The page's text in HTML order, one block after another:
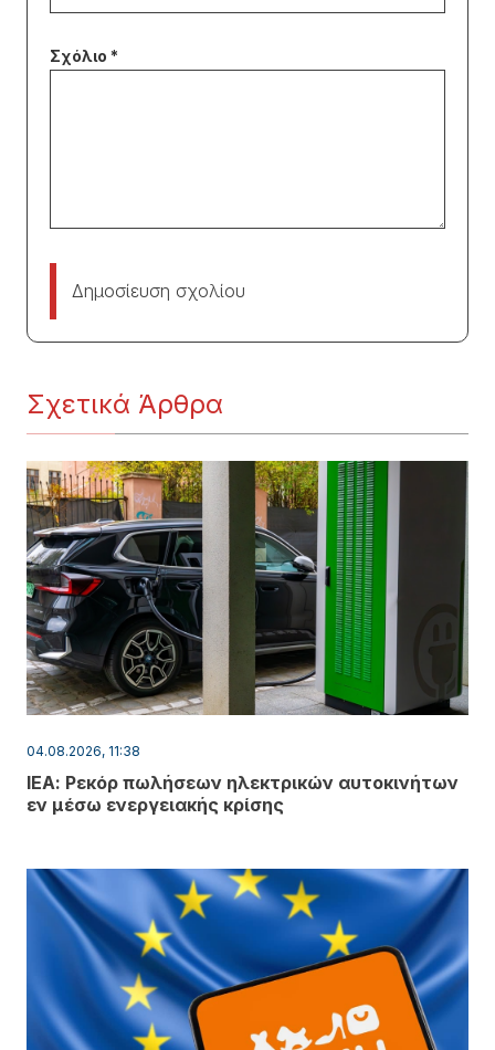
Δημοσίευση σχολίου
Σχετικά Άρθρα
04.08.2026, 11:38
ΙΕΑ: Ρεκόρ πωλήσεων ηλεκτρικών αυτοκινήτων
εν μέσω ενεργειακής κρίσης